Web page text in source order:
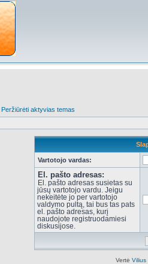
Peržiūrėti aktyvias temas
Vartotojo vardas:
El. pašto adresas:
El. pašto adresas susietas su
jūsų vartotojo vardu. Jeigu
nekeitėte jo per vartotojo
valdymo pultą, tai bus tas pats
el. pašto adresas, kurį
naudojote registruodamiesi
diskusijose.
Vertė Vilius